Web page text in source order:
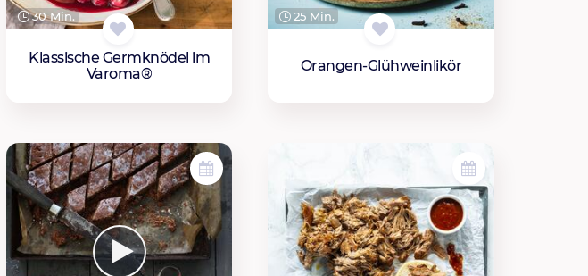
30 Min.
Klassische Germknödel im
Varoma®
25 Min.
Orangen-Glühweinlikör